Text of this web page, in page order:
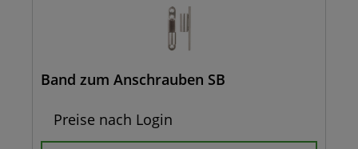
Band zum Anschrauben SB
Preise nach Login